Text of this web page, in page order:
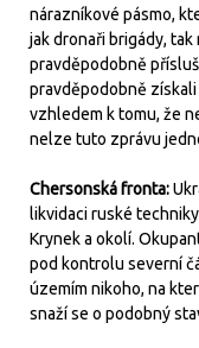
nárazníkové pásmo,
jak dronaři brigády,
pravděpodobně
pravděpodobně
vzhledem k tomu, že
nelze tuto zprávu
Chersonská fronta:
likvidaci ruské
Krynek a okolí.
pod kontrolu severní
územím nikoho, na
snaží se o podobný